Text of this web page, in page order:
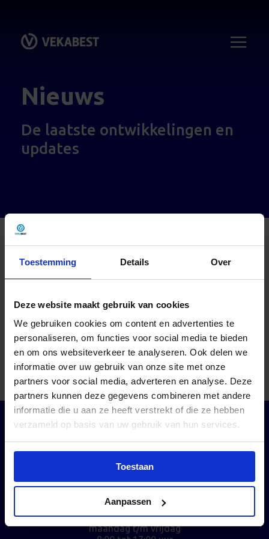
Toestemming Details Over
Deze website maakt gebruik van cookies
We gebruiken cookies om content en advertenties te
personaliseren, om functies voor social media te bieden
en om ons websiteverkeer te analyseren. Ook delen we
informatie over uw gebruik van onze site met onze
partners voor social media, adverteren en analyse. Deze
partners kunnen deze gegevens combineren met andere
informatie die u aan ze heeft verstrekt of die ze hebben
verzameld op basis van uw gebruik van hun services.
Toestaan
Aanpassen
Nieuws
De laatste ontwikkelingen en
updates
Naar nieuwsoverzicht
RIS Leermiddelen Auto
22-10-2025
De Dieze 22
5684 PT Best
Postbus 221
5680 AE Best
info@vekabest.nl
Openingstijden
maandag t/m vrijdag